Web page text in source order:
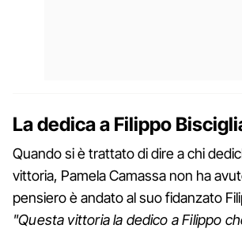
La dedica a Filippo
Quando si è trattato di dire a chi
vittoria, Pamela Camassa non ha
pensiero è andato al suo fidanzato
"Questa vittoria la dedico a Filippo